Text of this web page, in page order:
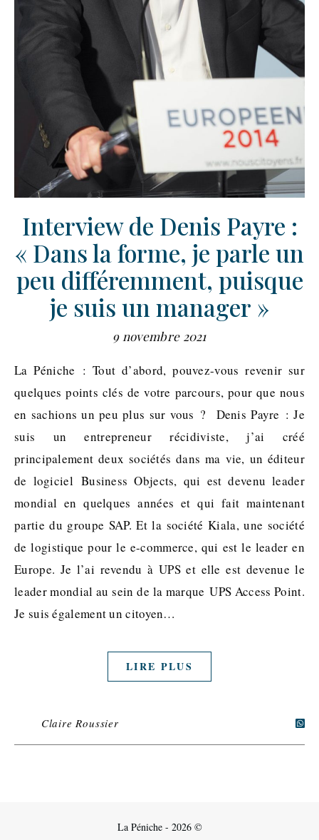
Interview de Denis Payre :
« Dans la forme, je parle un
peu différemment, puisque
je suis un manager »
9 novembre 2021
La Péniche : Tout d’abord, pouvez-vous revenir sur
quelques points clés de votre parcours, pour que nous
en sachions un peu plus sur vous ? Denis Payre : Je
suis un entrepreneur récidiviste, j’ai créé
principalement deux sociétés dans ma vie, un éditeur
de logiciel Business Objects, qui est devenu leader
mondial en quelques années et qui fait maintenant
partie du groupe SAP. Et la société Kiala, une société
de logistique pour le e-commerce, qui est le leader en
Europe. Je l’ai revendu à UPS et elle est devenue le
leader mondial au sein de la marque UPS Access Point.
Je suis également un citoyen…
LIRE PLUS
Claire Roussier
La Péniche - 2026 ©